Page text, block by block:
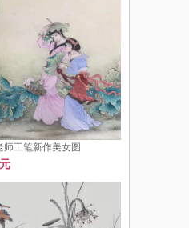
师工笔新作美女图